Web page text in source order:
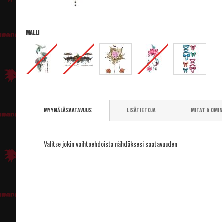
Malli
to
Myymäläsaatavuus
Valitse jokin vaihtoehdoista nähdäksesi saatavuuden
Lisätietoja Mitat &